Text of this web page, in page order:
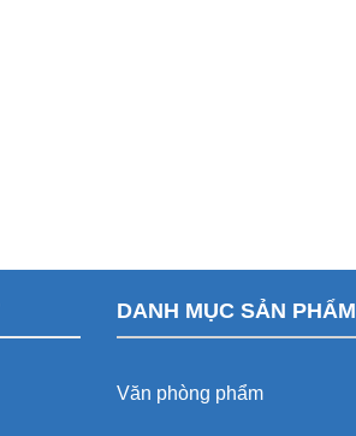
DANH MỤC SẢN PHẨM
Văn phòng phẩm